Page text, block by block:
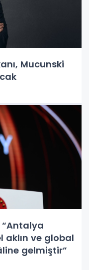
Mucunski
“Antalya
aklın ve global
gelmiştir”